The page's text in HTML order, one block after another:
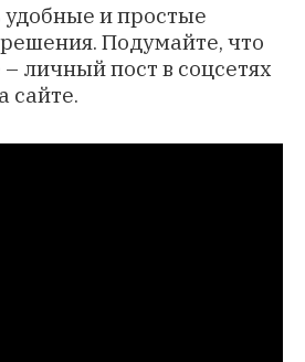
удобные и простые
Подумайте, что
личный пост в соцсетях
сайте.